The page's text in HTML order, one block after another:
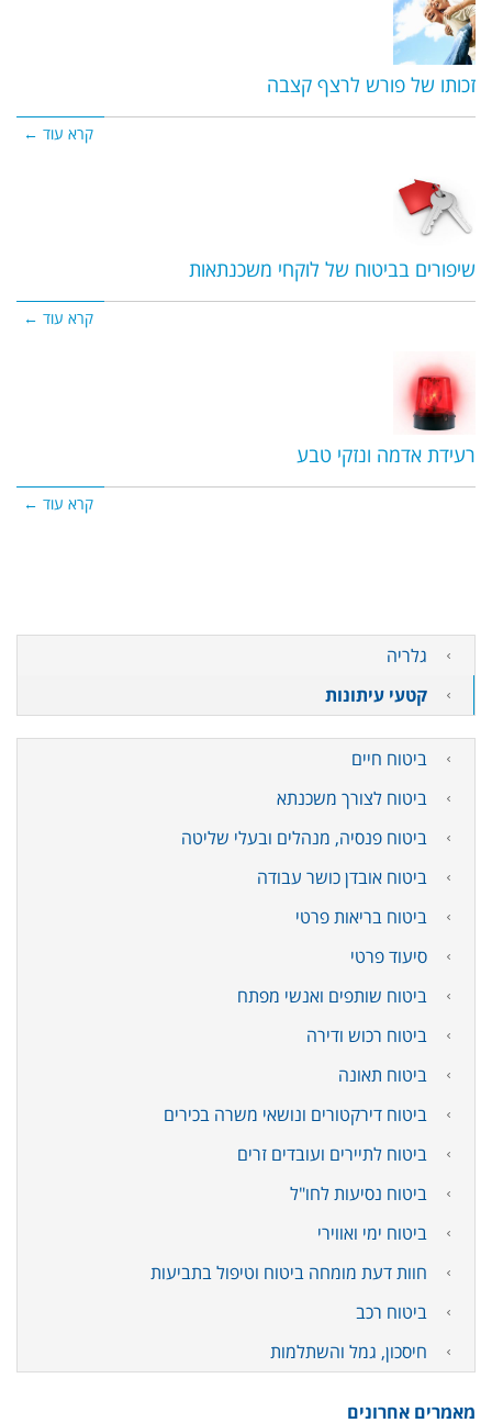
זכותו של פורש לרצף קצבה
קרא עוד ←
שיפורים בביטוח של לוקחי משכנתאות
קרא עוד ←
רעידת אדמה ונזקי טבע
קרא עוד ←
גלריה
קטעי עיתונות
ביטוח חיים
ביטוח לצורך משכנתא
ביטוח פנסיה, מנהלים ובעלי שליטה
ביטוח אובדן כושר עבודה
ביטוח בריאות פרטי
סיעוד פרטי
ביטוח שותפים ואנשי מפתח
ביטוח רכוש ודירה
ביטוח תאונה
ביטוח דירקטורים ונושאי משרה בכירים
ביטוח לתיירים ועובדים זרים
ביטוח נסיעות לחו"ל
ביטוח ימי ואווירי
חוות דעת מומחה ביטוח וטיפול בתביעות
ביטוח רכב
חיסכון, גמל והשתלמות
מאמרים אחרונים